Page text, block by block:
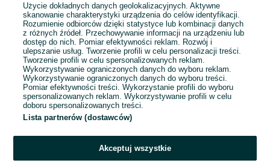
E-mail
Hasło
Użycie dokładnych danych geolokalizacyjnych. Aktywne
skanowanie charakterystyki urządzenia do celów identyfikacji.
Rozumienie odbiorców dzięki statystyce lub kombinacji danych
z różnych źródeł. Przechowywanie informacji na urządzeniu lub
dostęp do nich. Pomiar efektywności reklam. Rozwój i
ulepszanie usług. Tworzenie profili w celu personalizacji treści.
Tworzenie profili w celu spersonalizowanych reklam.
Wykorzystywanie ograniczonych danych do wyboru reklam.
Wykorzystywanie ograniczonych danych do wyboru treści.
Pomiar efektywności treści. Wykorzystanie profili do wyboru
spersonalizowanych reklam. Wykorzystywanie profili w celu
doboru spersonalizowanych treści.
Lista partnerów (dostawców)
Akceptuj wszystkie